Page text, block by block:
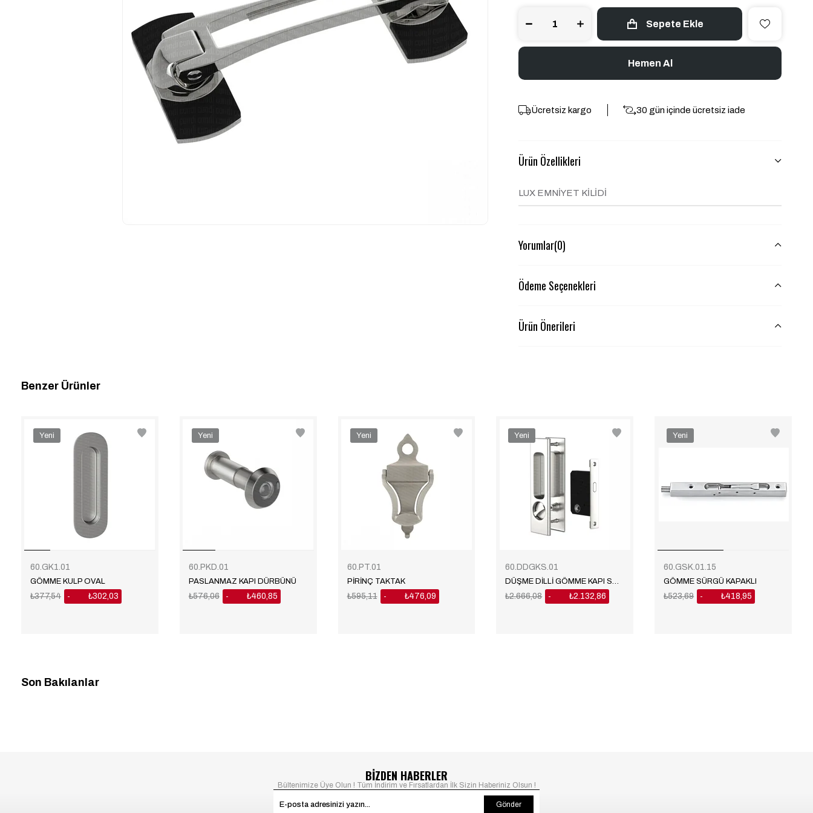
Ücretsiz kargo 30 gün içinde ücretsiz iade
Ürün Özellikleri
LUX EMNİYET KİLİDİ
Yorumlar(0)
Ödeme Seçenekleri
Ürün Önerileri
Benzer Ürünler
60.GK1.01
GÖMME KULP OVAL
₺302,03
₺377,54
Yeni
60.PKD.01
PASLANMAZ KAPI DÜRBÜNÜ
₺460,85
₺576,06
Yeni
Ürün
60.PT.01
PİRİNÇ TAKTAK
₺476,09
₺595,11
Yeni
60.DDGKS.01
₺2.132,86
₺2.666,08
Yeni
60.GSK.01.15
GÖMME SÜRGÜ KAPAKLI
₺418,95
₺523,69
Yeni
Son Bakılanlar
BİZDEN HABERLER
Bültenimize Üye Olun ! Tüm İndirim ve Fırsatlardan İlk Sizin Haberiniz Olsun !
Gönder